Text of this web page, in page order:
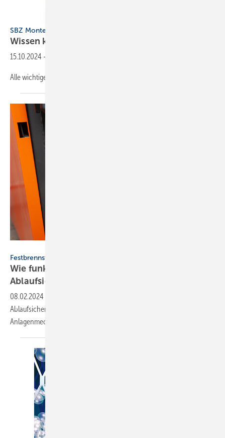
SBZ Monteur Wissen kompakt
Wissen kompakt
15.10.2024 -
Alle wichtigen SHK-Themen in einem
Festbrennstoff-Heizkessel
Wie funktioniert eine thermische
Ablaufsicherung?
08.02.2024
Ablaufsicherung (TAS), wie funktioniert sie und worauf muss der
Anlagenmechaniker beim Einbau